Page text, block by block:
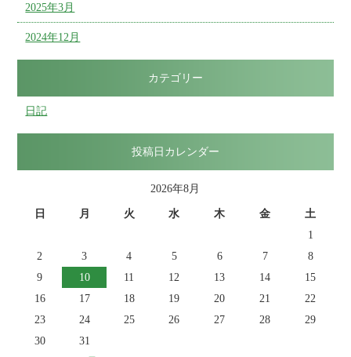
2025年3月
2024年12月
カテゴリー
日記
投稿日カレンダー
2026年8月
日 月 火 水 木 金 土
1
2
3 4 5 6 7
8
9
10 11 12 13 14
15
16
17 18 19 20 21
22
23
24 25 26 27 28
29
30
31